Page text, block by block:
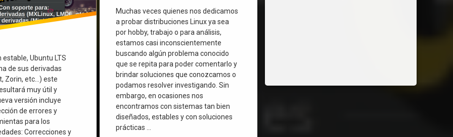
estable, Ubuntu LTS
de sus derivadas
Zorin, etc…) este
muy útil y
versión incluye
de errores y
para los
Correcciones y
Muchas veces quienes nos dedicamos
a probar distribuciones Linux ya sea
por hobby, trabajo o para análisis,
estamos casi inconscientemente
buscando algún problema conocido
que se repita para poder comentarlo y
brindar soluciones que conozcamos o
podamos resolver investigando. Sin
embargo, en ocasiones nos
encontramos con sistemas tan bien
diseñados, estables y con soluciones
prácticas …